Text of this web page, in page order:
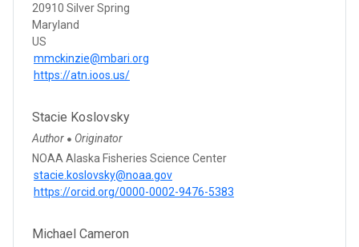
20910 Silver Spring
Maryland
US
mmckinzie@mbari.org
https://atn.ioos.us/
Stacie Koslovsky
Author ● Originator
NOAA Alaska Fisheries Science Center
stacie.koslovsky@noaa.gov
https://orcid.org/0000-0002-9476-5383
Michael Cameron